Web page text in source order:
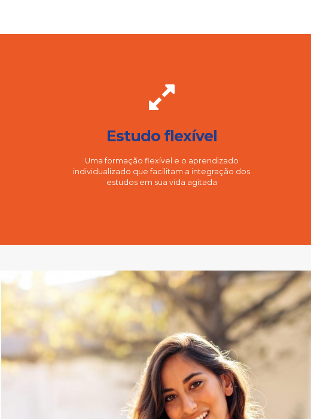
Estudo flexível
Uma formação flexível e o aprendizado
individualizado que facilitam a integração dos
estudos em sua vida agitada